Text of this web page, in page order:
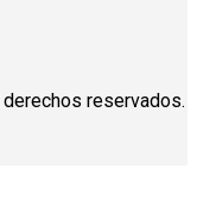
reservados.